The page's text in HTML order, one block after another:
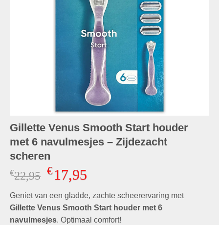
Gillette Venus Smooth Start houder
met 6 navulmesjes – Zijdezacht
scheren
€22,95 Oorspronkelijke
was:
€22,95.
€17,95Huidige
is:
€17,95.
Geniet van een gladde, zachte scheerervaring met
Gillette Venus Smooth Start houder met 6
navulmesjes. Optimaal comfort!